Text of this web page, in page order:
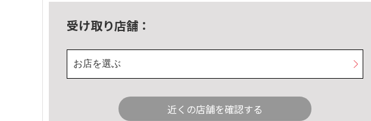
受け取り店舗：
お店を選ぶ
近くの店舗を確認する